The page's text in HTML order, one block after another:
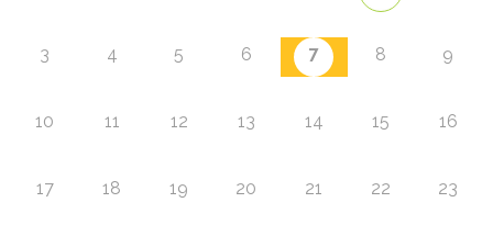
3 4 5 6 7 8 9
10 11 12 13 14 15 16
17 18 19 20 21 22 23